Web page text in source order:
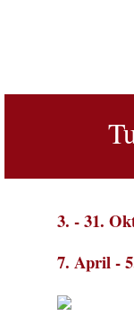
3. - 31.
7. April -